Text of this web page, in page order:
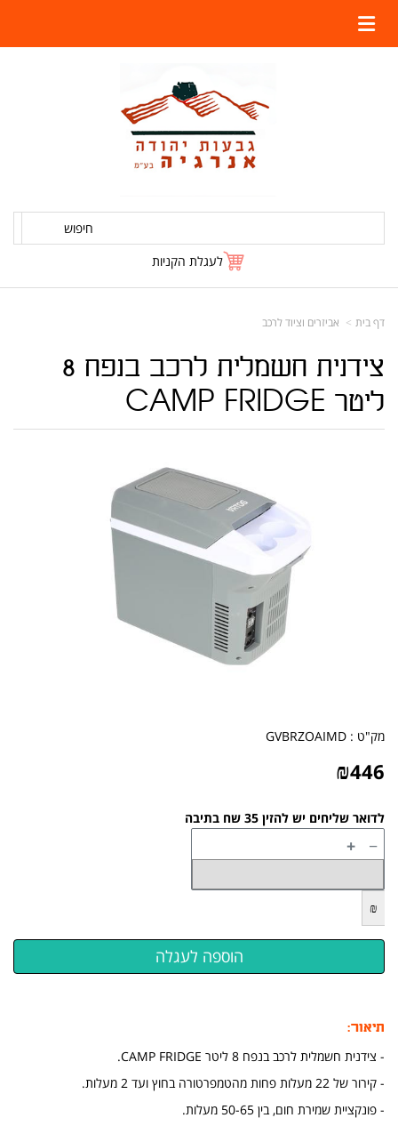
חיפוש
לעגלת הקניות
דף בית אביזרים וציוד לרכב
צידנית חשמלית לרכב בנפח 8
ליטר CAMP FRIDGE
מק"ט : GVBRZOAIMD
₪446
לדואר שליחים יש להזין 35 שח בתיבה
−
+
₪
תיאור:
- צידנית חשמלית לרכב בנפח 8 ליטר CAMP FRIDGE.
- קירור של 22 מעלות פחות מהטמפרטורה בחוץ ועד 2 מעלות.
- פונקציית שמירת חום, בין 50-65 מעלות.